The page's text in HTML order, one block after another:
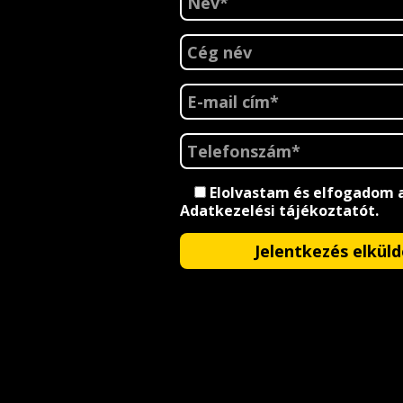
Elolvastam és elfogadom
Adatkezelési tájékoztatót.